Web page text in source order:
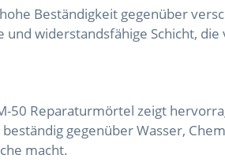
Beständigkeit gegenüber
widerstandsfähige Schicht,
50 Reparaturmörtel zeigt
gegenüber Wasser,
macht.